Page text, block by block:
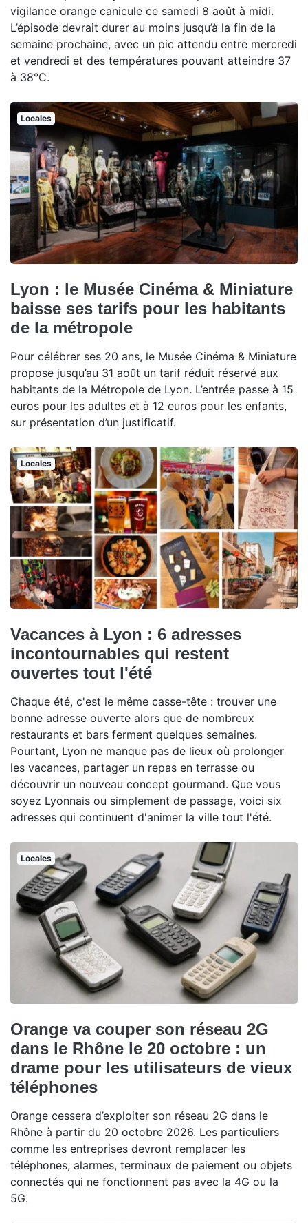
vigilance orange canicule ce samedi 8 août à midi.
L’épisode devrait durer au moins jusqu’à la fin de la
semaine prochaine, avec un pic attendu entre mercredi
et vendredi et des températures pouvant atteindre 37
à 38°C.
Locales
Lyon : le Musée Cinéma & Miniature
baisse ses tarifs pour les habitants
de la métropole
Pour célébrer ses 20 ans, le Musée Cinéma & Miniature
propose jusqu’au 31 août un tarif réduit réservé aux
habitants de la Métropole de Lyon. L’entrée passe à 15
euros pour les adultes et à 12 euros pour les enfants,
sur présentation d’un justificatif.
Locales
Vacances à Lyon : 6 adresses
incontournables qui restent
ouvertes tout l'été
Chaque été, c'est le même casse-tête : trouver une
bonne adresse ouverte alors que de nombreux
restaurants et bars ferment quelques semaines.
Pourtant, Lyon ne manque pas de lieux où prolonger
les vacances, partager un repas en terrasse ou
découvrir un nouveau concept gourmand. Que vous
soyez Lyonnais ou simplement de passage, voici six
adresses qui continuent d'animer la ville tout l'été.
Locales
Orange va couper son réseau 2G
dans le Rhône le 20 octobre : un
drame pour les utilisateurs de vieux
téléphones
Orange cessera d’exploiter son réseau 2G dans le
Rhône à partir du 20 octobre 2026. Les particuliers
comme les entreprises devront remplacer les
téléphones, alarmes, terminaux de paiement ou objets
connectés qui ne fonctionnent pas avec la 4G ou la
5G.